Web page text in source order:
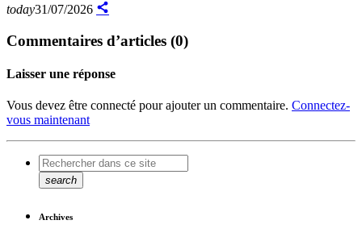
today31/07/2026
Commentaires d’articles (0)
Laisser une réponse
Vous devez être connecté pour ajouter un commentaire. Connectez-
vous maintenant
search
Archives